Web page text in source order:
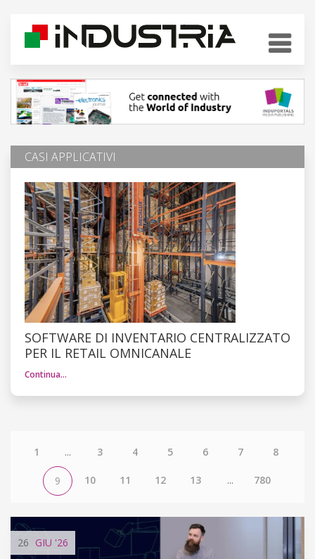
CASI APPLICATIVI
SOFTWARE DI INVENTARIO CENTRALIZZATO
PER IL RETAIL OMNICANALE
Continua…
1 ... 3 4 5 6 7 8
9 10 11 12 13 ... 780
26 GIU '26